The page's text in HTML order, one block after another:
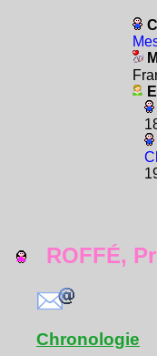
ROFFÉ,
Chronologie